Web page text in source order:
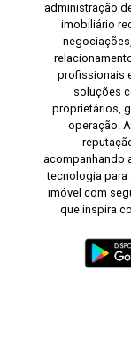
administração
imobiliário
profissionais
soluções
proprietários,
operação.
acompanhando
tecnologia para
imóvel com
que inspira